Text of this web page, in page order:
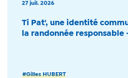
27 juil. 2026
Ti Pat', une identité
la randonnée responsable
#Gilles HUBERT